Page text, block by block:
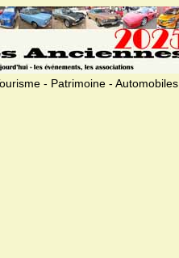
- Patrimoine - Automobiles